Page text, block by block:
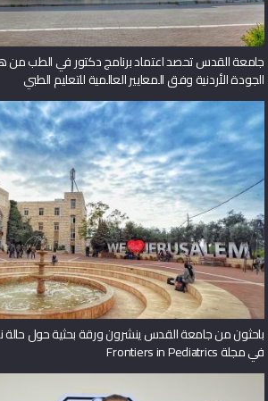
جامعة القدس تحصد اعتماد برنامج دكتور في الطب من
الجودة الأردنية وفق المعايير العالمية للتعليم الطبي
باحثون من جامعة القدس ينشرون ورقة بحثية حول حالة
في مجلة Frontiers in Pediatrics